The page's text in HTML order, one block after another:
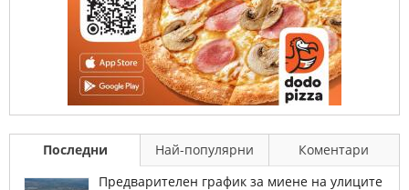
Последни Най-популярни
Коментари
Предварителен график за миене на улиците